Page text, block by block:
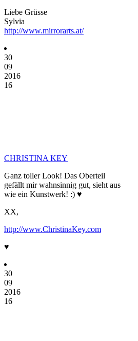
Liebe Grüsse
Sylvia
http://www.mirrorarts.at/
30
09
2016
16
CHRISTINA KEY
Ganz toller Look! Das Oberteil
gefällt mir wahnsinnig gut, sieht aus
wie ein Kunstwerk! :) ♥
XX,
http://www.ChristinaKey.com
♥
30
09
2016
16